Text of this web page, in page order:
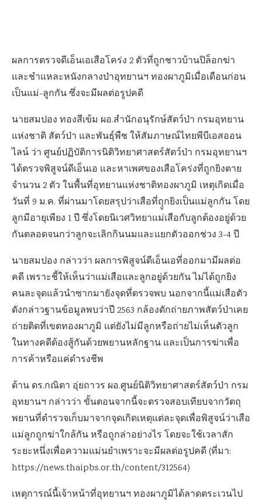
ผลการตรวจดีเอ็นเอเสือโคร่ง 2 ตัวที่ถูกชาวบ้านปิล็อกฆ่า
และชำแหละหนังกลางป่าอุทยานฯ ทองผาภูมิเมื่อเดือนก่อน
เป็นแม่-ลูกกัน ซึ่งจะมีผลต่อรูปคดี
นายสมปอง ทองสีเข้ม ผอ.สำนักอนุรักษ์สัตว์ป่า กรมอุทยาน
แห่งชาติ สัตว์ป่า และพันธุ์พืช ให้สัมภาษณ์ไทยพีบีเอสออน
ไลน์ ว่า ศูนย์ปฏิบัติการนิติวิทยาศาสตร์สัตว์ป่า กรมอุทยานฯ
ได้ตรวจพิสูจน์ดีเอ็นเอ และหาเพศของเสือโคร่งที่ถูกยิงตาย
จำนวน 2 ตัว ในพื้นที่อุทยานแห่งชาติทองผาภูมิ เหตุเกิดเมื่อ
วันที่ 9 ม.ค. ที่ผ่านมาโดยสรุปว่าเสือที่ถุูกยิงเป็นแม่ลูกกัน โดย
ลูกมีอายุเพียง 1 ปี ซึ่งโดยนิเวศวิทยาแม่เสือกับลูกต้องอยู่ด้วย
กันตลอดจนกว่าลูกจะเลิกกินนมและแยกตัวออกช่วง 3-4 ปี
นายสมปอง กล่าวว่า ผลการพิสูจน์ดีเอ็นเอที่ออกมามีผลต่อ
คดี เพราะชี้ให้เห็นว่าแม่เสือและลูกอยู่ด้วยกัน ไม่ได้ถูกยิง
คนละจุดแล้วนำซากมายังจุดที่ตรวจพบ นอกจากนี้แม่เสือตัว
ดังกล่าวฐานข้อมูลพบว่าปี 2563 กล้องดักถ่ายภาพสัตว์ป่าเคย
ถ่ายติดที่เขตทองผาภูมิ แต่ยังไม่มีลูกหรือถ่ายไม่เห็นตัวลูก
ในทางคดีต้องสู้กันด้วยพยานหลักฐาน และเป็นการฆ่าเพื่อ
การค้าหรือแค่ดำรงชีพ
ด้าน ดร.กณิตา อุ่ยถาวร ผอ.ศูนย์นิติวิทยาศาสตร์สัตว์ป่า กรม
อุทยานฯ กล่าวว่า ขั้นตอนจากนี้จะตรวจสอบเทียบจากวัตถุ
พยานที่ตำรวจเก็บมาจากจุดเกิดเหตุแต่ละจุดเพื่อพิสูจน์ว่าเสือ
แม่ลูกถูกฆ่าใกล้กัน หรือถูกล่าอย่างไร โดยจะใช้เวลาสัก
ระยะหนึ่งเพื่อความแม่นยำเพราะจะมีผลต่อรูปคดี (ที่มา:
https://news.thaipbs.or.th/content/312564)
เหตุการณ์นี้เจ้าหน้าที่อุทยานฯ ทองผาภูมิได้ลาดตระเวนไป